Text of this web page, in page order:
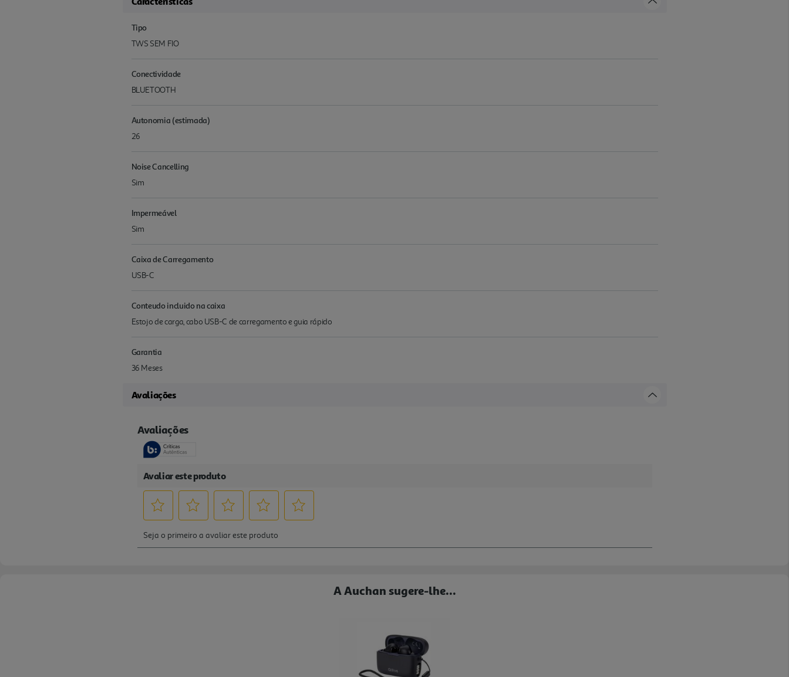
Tipo
TWS SEM FIO
Conectividade
BLUETOOTH
Autonomia (estimada)
26
Noise Cancelling
Sim
Impermeável
Sim
Caixa de Carregamento
USB-C
Conteudo incluido na caixa
Estojo de carga, cabo USB-C de carregamento e guia rápido
Garantia
36 Meses
Avaliações
A Auchan sugere-lhe...